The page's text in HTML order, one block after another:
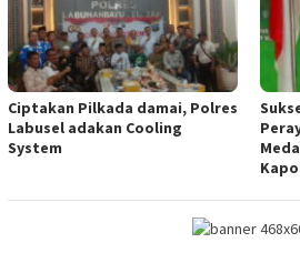
Ciptakan Pilkada damai, Polres
Labusel adakan Cooling
System